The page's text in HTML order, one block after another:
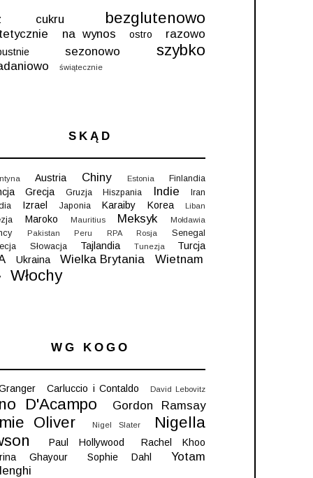
cukru bezglutenowo
na wynos ostro razowo
sezonowo szybko
świątecznie
SKĄD
Austria Chiny Estonia Finlandia
Grecja Gruzja Hiszpania Indie
Iran
Izrael Japonia Karaiby Korea Liban
Maroko Mauritius Meksyk Mołdawia
Pakistan Peru RPA Rosja
Senegal
Słowacja Tajlandia Tunezja Turcja
Ukraina Wielka Brytania Wietnam
Włochy
WG KOGO
Carluccio i Contaldo David Lebovitz
D'Acampo Gordon Ramsay
Oliver Nigel Slater
Nigella
Paul Hollywood
Rachel Khoo
Ghayour
Sophie Dahl
Yotam